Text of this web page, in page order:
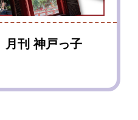
月刊 神戸っ子